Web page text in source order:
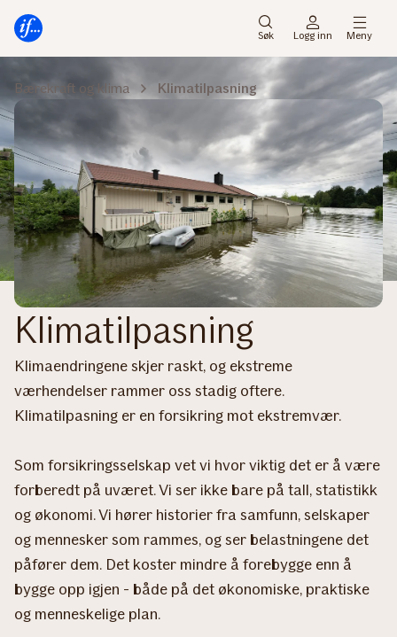
innhold
Søk Logg inn Meny
Bærekraft og klima Klimatilpasning
Klimatilpasning
Klimaendringene skjer raskt, og ekstreme
værhendelser rammer oss stadig oftere.
Klimatilpasning er en forsikring mot ekstremvær.
Som forsikringsselskap vet vi hvor viktig det er å være
forberedt på uværet. Vi ser ikke bare på tall, statistikk
og økonomi. Vi hører historier fra samfunn, selskaper
og mennesker som rammes, og ser belastningene det
påfører dem. Det koster mindre å forebygge enn å
bygge opp igjen - både på det økonomiske, praktiske
og menneskelige plan.